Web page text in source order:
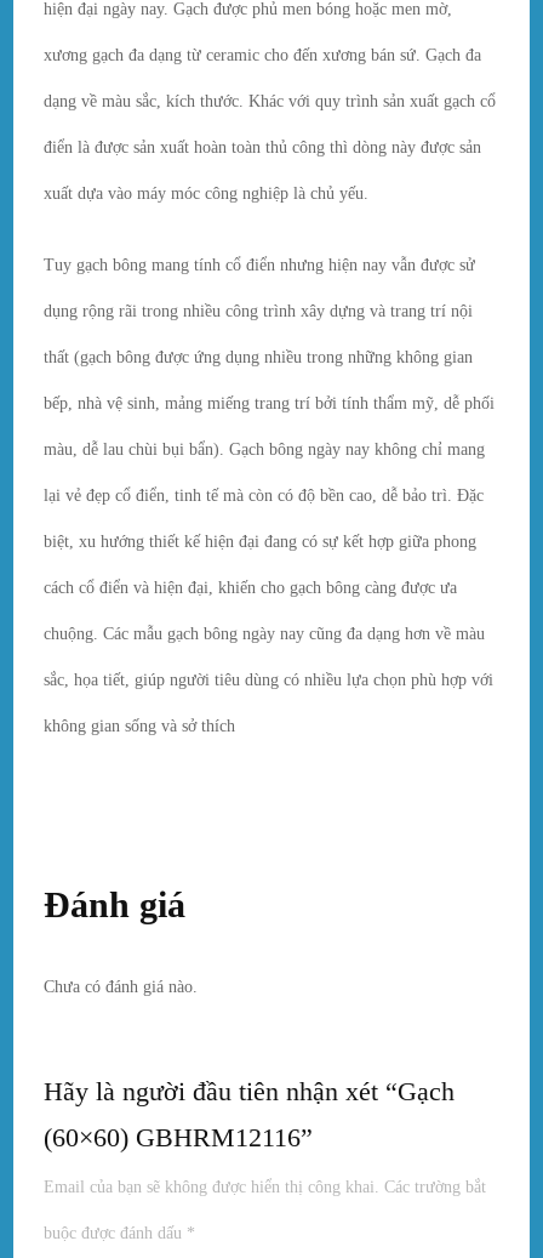
hiện đại ngày nay. Gạch được phủ men bóng hoặc men mờ,
xương gạch đa dạng từ ceramic cho đến xương bán sứ. Gạch đa
dạng về màu sắc, kích thước. Khác với quy trình sản xuất gạch cổ
điển là được sản xuất hoàn toàn thủ công thì dòng này được sản
xuất dựa vào máy móc công nghiệp là chủ yếu.
Tuy gạch bông mang tính cổ điển nhưng hiện nay vẫn được sử
dụng rộng rãi trong nhiều công trình xây dựng và trang trí nội
thất (gạch bông được ứng dụng nhiều trong những không gian
bếp, nhà vệ sinh, mảng miếng trang trí bởi tính thẩm mỹ, dễ phối
màu, dễ lau chùi bụi bẩn). Gạch bông ngày nay không chỉ mang
lại vẻ đẹp cổ điển, tinh tế mà còn có độ bền cao, dễ bảo trì. Đặc
biệt, xu hướng thiết kế hiện đại đang có sự kết hợp giữa phong
cách cổ điển và hiện đại, khiến cho gạch bông càng được ưa
chuộng. Các mẫu gạch bông ngày nay cũng đa dạng hơn về màu
sắc, họa tiết, giúp người tiêu dùng có nhiều lựa chọn phù hợp với
không gian sống và sở thích
Đánh giá
Chưa có đánh giá nào.
Hãy là người đầu tiên nhận xét “Gạch
(60×60) GBHRM12116”
Email của bạn sẽ không được hiển thị công khai. Các trường bắt
buộc được đánh dấu *